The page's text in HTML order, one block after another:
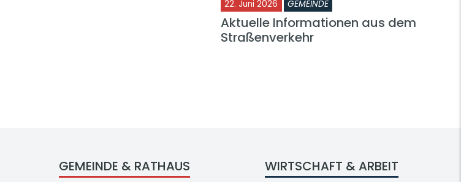
22. Juni 2026 GEMEINDE
Aktuelle Informationen aus dem
Straßenverkehr
GEMEINDE & RATHAUS WIRTSCHAFT & ARBEIT